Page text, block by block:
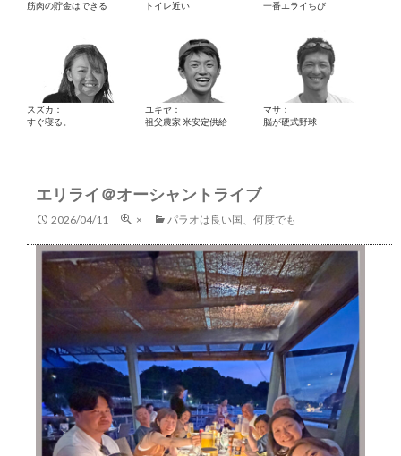
筋肉の貯金はできる
トイレ近い
一番エライちび
スズカ：
すぐ寝る。
ユキヤ：
祖父農家 米安定供給
マサ：
脳が硬式野球
エリライ＠オーシャントライブ
2026/04/11 × パラオは良い国、何度でも